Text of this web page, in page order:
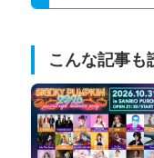
こんな記事も